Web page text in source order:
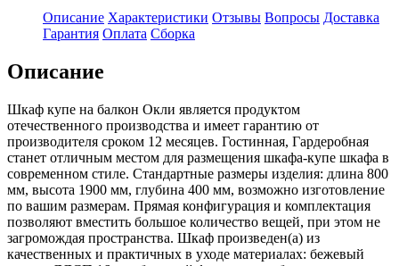
Описание Характеристики Отзывы Вопросы Доставка
Гарантия Оплата Сборка
Описание
Шкаф купе на балкон Окли является продуктом
отечественного производства и имеет гарантию от
производителя сроком 12 месяцев. Гостинная, Гардеробная
станет отличным местом для размещения шкафа-купе шкафа в
современном стиле. Стандартные размеры изделия: длина 800
мм, высота 1900 мм, глубина 400 мм, возможно изготовление
по вашим размерам. Прямая конфигурация и комплектация
позволяют вместить большое количество вещей, при этом не
загромождая пространства. Шкаф произведен(а) из
качественных и практичных в уходе материалах: бежевый